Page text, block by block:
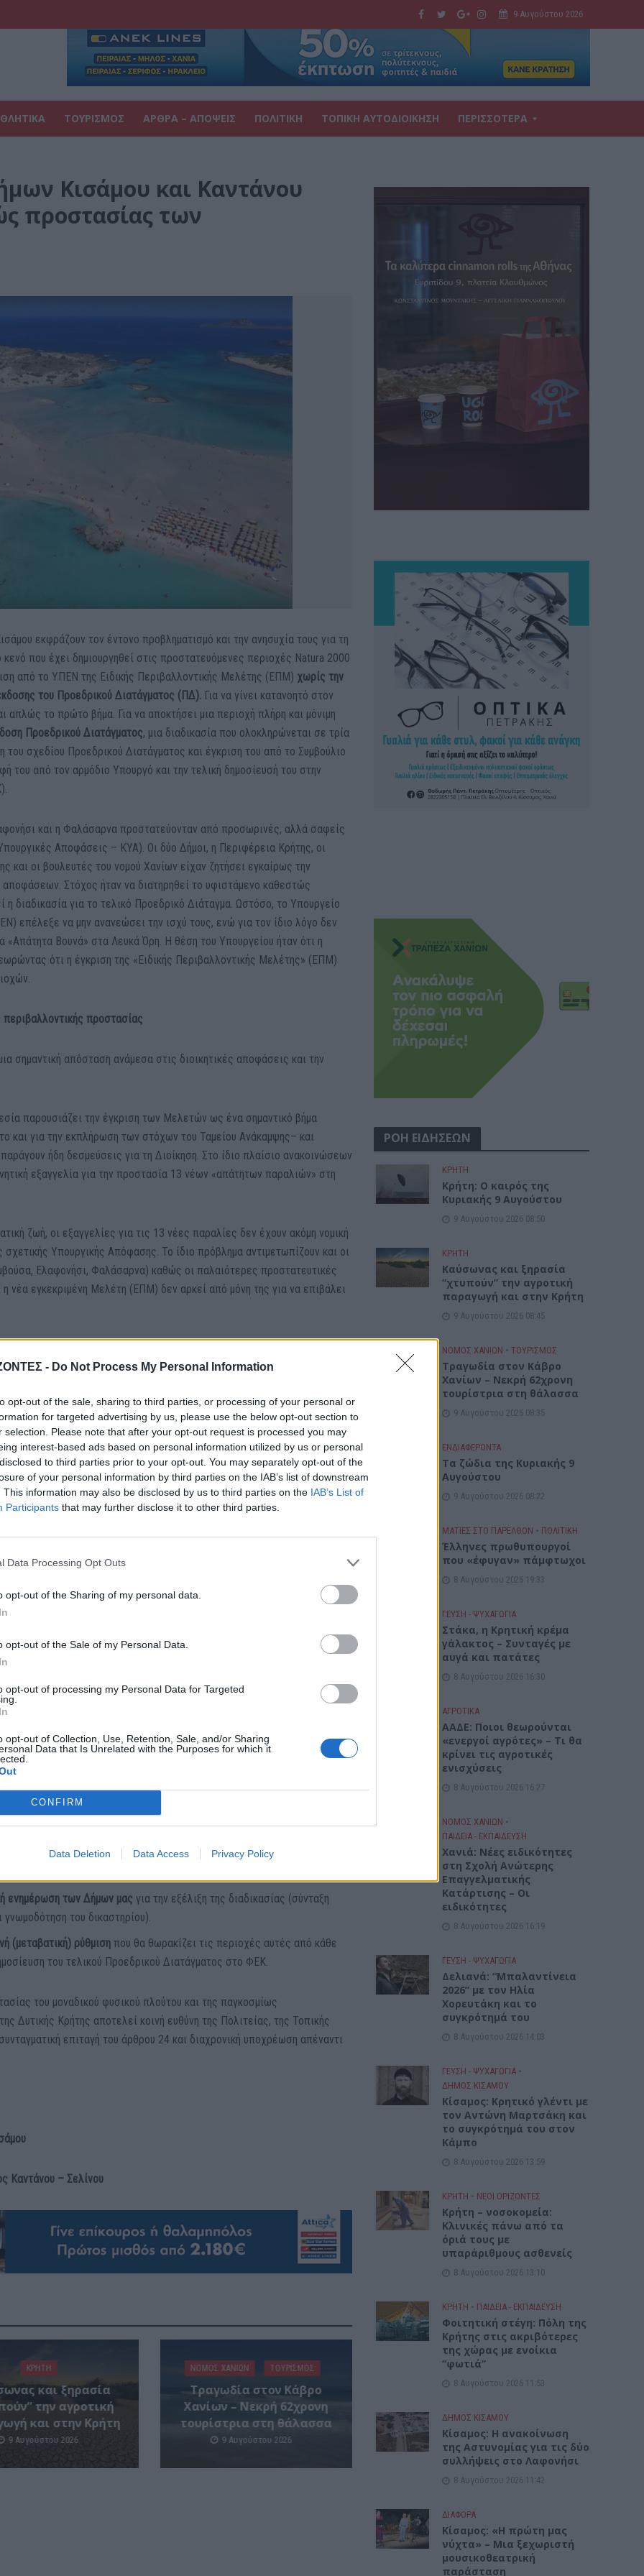
- Do Not Process My Personal Information
opt-out of the sale, sharing to third parties, or processing of your personal or
for targeted advertising by us, please use the below opt-out section to
selection. Please note that after your opt-out request is processed you may
interest-based ads based on personal information utilized by us or personal
to third parties prior to your opt-out. You may separately opt-out of the
of your personal information by third parties on the IAB’s list of downstream
This information may also be disclosed by us to third parties on the IAB’s List of
Participants that may further disclose it to other third parties.
Data Processing Opt Outs
opt-out of the Sharing of my personal data.
opt-out of the Sale of my Personal Data.
opt-out of processing my Personal Data for Targeted
opt-out of Collection, Use, Retention, Sale, and/or Sharing
Data that Is Unrelated with the Purposes for which it
CONFIRM
Data Deletion Data Access Privacy Policy
9 Αυγούστου 2026
ΤΟΥΡΙΣΜΟΣ ΑΡΘΡΑ – ΑΠΟΨΕΙΣ ΠΟΛΙΤΙΚΗ ΤΟΠΙΚΗ ΑΥΤΟΔΙΟΙΚΗΣΗ ΠΕΡΙΣΣΟΤΕΡΑ
Κισάμου και Καντάνου
προστασίας των
εκφράζουν τον έντονο προβληματισμό και την ανησυχία τους για τη
κενό που έχει δημιουργηθεί στις προστατευόμενες περιοχές Natura 2000
από το ΥΠΕΝ της Ειδικής Περιβαλλοντικής Μελέτης (ΕΠΜ) χωρίς την
του Προεδρικού Διατάγματος (ΠΔ). Για να γίνει κατανοητό στον
απλώς το πρώτο βήμα. Για να αποκτήσει μια περιοχή πλήρη και μόνιμη
Προεδρικού Διατάγματος, μια διαδικασία που ολοκληρώνεται σε τρία
του σχεδίου Προεδρικού Διατάγματος και έγκριση του από το Συμβούλιο
του από τον αρμόδιο Υπουργό και την τελική δημοσίευσή του στην
και η Φαλάσαρνα προστατεύονταν από προσωρινές, αλλά σαφείς
Αποφάσεις – ΚΥΑ). Οι δύο Δήμοι, η Περιφέρεια Κρήτης, οι
και οι βουλευτές του νομού Χανίων είχαν ζητήσει εγκαίρως την
Στόχος ήταν να διατηρηθεί το υφιστάμενο καθεστώς
διαδικασία για το τελικό Προεδρικό Διάταγμα. Ωστόσο, το Υπουργείο
επέλεξε να μην ανανεώσει την ισχύ τους, ενώ για τον ίδιο λόγο δεν
«Απάτητα Βουνά» στα Λευκά Όρη. Η θέση του Υπουργείου ήταν ότι η
ότι η έγκριση της «Ειδικής Περιβαλλοντικής Μελέτης» (ΕΠΜ)
προστασίας
σημαντική απόσταση ανάμεσα στις διοικητικές αποφάσεις και την
παρουσιάζει την έγκριση των Μελετών ως ένα σημαντικό βήμα
και για την εκπλήρωση των στόχων του Ταμείου Ανάκαμψης– και
ήδη δεσμεύσεις για τη Διοίκηση. Στο ίδιο πλαίσιο ανακοινώσεων
εξαγγελία για την προστασία 13 νέων «απάτητων παραλιών» στη
ζωή, οι εξαγγελίες για τις 13 νέες παραλίες δεν έχουν ακόμη νομική
Υπουργικής Απόφασης. Το ίδιο πρόβλημα αντιμετωπίζουν και οι
Ελαφονήσι, Φαλάσαρνα) καθώς οι παλαιότερες προστατευτικές
νέα εγκεκριμένη Μελέτη (ΕΠΜ) δεν αρκεί από μόνη της για να επιβάλει
την ίδια την ελεγκτική υπηρεσία του Υπουργείου (Σώμα Επιθεώρησης).
διευκρινίζουν κάτι πολύ ουσιαστικό:Η έγκριση μιας Μελέτης (ΕΠΜ)
τεκμηρίωσης. Δεν αποτελεί νόμο του κράτους και δεν είναι άμεσα
οι χρήσεις γης και οι έλεγχοι γίνονται υποχρεωτικοί μόνο
Διατάγματος.
ότι η παλαιότερη νομοθετική διάταξη που υποχρέωνε τις υπηρεσίες
εκδοθεί το Προεδρικό Διάταγμα, έχει καταργηθεί με νόμο από το 2020.
σε ισχύ και χωρίς ακόμη Προεδρικό Διάταγμα, οι ευαίσθητες
στερούνται ενός άμεσα εφαρμοστέου νομικού πλαισίου προστασίας.
επιβεβαιώνονται από το παράδειγμα της Πελοποννήσου: Η
της Λακωνίας και της Μεσσηνίας εγκρίθηκε από τον Μάρτιο του
ετοιμάστηκε και στάλθηκε, μέχρι σήμερα η ΕΠΜ της
γίνει ΠΔ.
και σταθερές λύσεις. Η προστασία του φυσικού περιβάλλοντος δεν
διοικητικές ερμηνείες που προκαλούν ασάφεια στις υπηρεσίες και
ηγεσία του ΥΠΕΝ:
Διατάγματος
για τις προστατευόμενες περιοχές της Δυτικής
χρονοδιαγράμματος για τη διαβίβασή του στο ΣτΕ.
ενημέρωση των Δήμων μαςγια την εξέλιξη της διαδικασίας (σύνταξη
του δικαστηρίου).
(μεταβατική) ρύθμιση που θα θωρακίζει τις περιοχές αυτές από κάθε
του τελικού Προεδρικού Διατάγματος στο ΦΕΚ.
του μοναδικού φυσικού πλούτου και της παγκοσμίως
Δυτικής Κρήτης αποτελεί κοινή ευθύνη της Πολιτείας, της Τοπικής
επιταγή του άρθρου 24 και διαχρονική υποχρέωση απέναντι
Δήμαρχος Κισάμου
Καντάνου – Σελίνου
ΚΡΗΤΗ
και ξηρασία
την αγροτική
και στην Κρήτη
9 Αυγούστου 2026
ΝΟΜΌΣ ΧΑΝΊΩΝ ΤΟΥΡΙΣΜΟΣ
Τραγωδία στον Κάβρο
Χανίων – Νεκρή 62χρονη
τουρίστρια στη θάλασσα
9 Αυγούστου 2026
ΡΟΗ ΕΙΔΗΣΕΩΝ
ΚΡΗΤΗ
Κρήτη: Ο καιρός της
Κυριακής 9 Αυγούστου
9 Αυγούστου 2026 08:50
ΚΡΗΤΗ
Καύσωνας και ξηρασία
“χτυπούν” την αγροτική
παραγωγή και στην Κρήτη
9 Αυγούστου 2026 08:45
ΝΟΜΌΣ ΧΑΝΊΩΝ • ΤΟΥΡΙΣΜΟΣ
Τραγωδία στον Κάβρο
Χανίων – Νεκρή 62χρονη
τουρίστρια στη θάλασσα
9 Αυγούστου 2026 08:35
ΕΝΔΙΑΦΕΡΟΝΤΑ
Τα ζώδια της Κυριακής 9
Αυγούστου
9 Αυγούστου 2026 08:22
ΜΑΤΙΕΣ ΣΤΟ ΠΑΡΕΛΘΟΝ • ΠΟΛΙΤΙΚΗ
Έλληνες πρωθυπουργοί
που «έφυγαν» πάμφτωχοι
8 Αυγούστου 2026 19:33
ΓΕΎΣΗ - ΨΥΧΑΓΩΓΊΑ
Στάκα, η Κρητική κρέμα
γάλακτος – Συνταγές με
αυγά και πατάτες
8 Αυγούστου 2026 16:30
ΑΓΡΟΤΙΚΑ
ΑΑΔΕ: Ποιοι θεωρούνται
«ενεργοί αγρότες» – Τι θα
κρίνει τις αγροτικές
ενισχύσεις
8 Αυγούστου 2026 16:27
ΝΟΜΌΣ ΧΑΝΊΩΝ •
ΠΑΙΔΕΙΑ - ΕΚΠΑΙΔΕΥΣΗ
Χανιά: Νέες ειδικότητες
στη Σχολή Ανώτερης
Επαγγελματικής
Κατάρτισης – Οι
ειδικότητες
8 Αυγούστου 2026 16:19
ΓΕΎΣΗ - ΨΥΧΑΓΩΓΊΑ
Δελιανά: “Μπαλαντίνεια
2026” με τον Ηλία
Χορευτάκη και το
συγκρότημά του
8 Αυγούστου 2026 14:03
ΓΕΎΣΗ - ΨΥΧΑΓΩΓΊΑ •
ΔΉΜΟΣ ΚΙΣΆΜΟΥ
Kίσαμος: Κρητικό γλέντι με
τον Αντώνη Μαρτσάκη και
το συγκρότημά του στον
Κάμπο
8 Αυγούστου 2026 13:59
ΚΡΗΤΗ • ΝΕΟΙ ΟΡΙΖΟΝΤΕΣ
Κρήτη – νοσοκομεία:
Κλινικές πάνω από τα
όριά τους με
υπαράριθμους ασθενείς
8 Αυγούστου 2026 13:10
ΚΡΗΤΗ • ΠΑΙΔΕΙΑ - ΕΚΠΑΙΔΕΥΣΗ
Φοιτητική στέγη: Πόλη της
Κρήτης στις ακριβότερες
της χώρας με ενοίκια
“φωτιά”
8 Αυγούστου 2026 11:53
ΔΉΜΟΣ ΚΙΣΆΜΟΥ
Κίσαμος: Η ανακοίνωση
της Αστυνομίας για τις δύο
συλλήψεις στο Λαφονήσι
8 Αυγούστου 2026 11:42
ΔΙΆΦΟΡΑ
Κίσαμος: «Η πρώτη μας
νύχτα» – Μια ξεχωριστή
μουσικοθεατρική
παράσταση